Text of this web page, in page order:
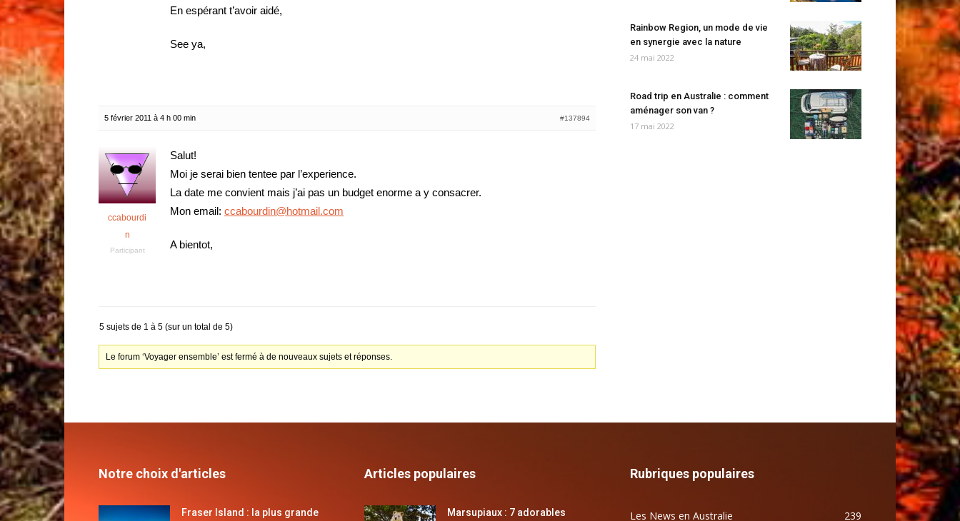
En espérant t’avoir aidé,
See ya,
5 février 2011 à 4 h 00 min #137894
ccabourdi
n
Participant
Salut!
Moi je serai bien tentee par l’experience.
La date me convient mais j’ai pas un budget enorme a y consacrer.
Mon email: ccabourdin@hotmail.com
A bientot,
5 sujets de 1 à 5 (sur un total de 5)
Le forum ‘Voyager ensemble’ est fermé à de nouveaux sujets et réponses.
Rainbow Region, un mode de vie
en synergie avec la nature
24 mai 2022
Road trip en Australie : comment
aménager son van ?
17 mai 2022
Notre choix d'articles
Fraser Island : la plus grande
Articles populaires
Marsupiaux : 7 adorables
Rubriques populaires
Les News en Australie 239